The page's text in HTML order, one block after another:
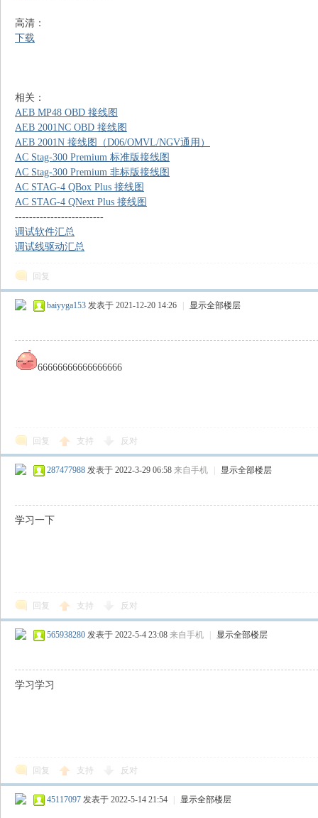
高清：
下载
相关：
AEB MP48 OBD 接线图
AEB 2001NC OBD 接线图
AEB 2001N 接线图（D06/OMVL/NGV通用）
AC Stag-300 Premium 标准版接线图
AC Stag-300 Premium 非标版接线图
AC STAG-4 QBox Plus 接线图
AC STAG-4 QNext Plus 接线图
-------------------------
调试软件汇总
调试线驱动汇总
回复
baiyyga153 发表于 2021-12-20 14:26 显示全部楼层
66666666666666666
回复 支持 反对
287477988 发表于 2022-3-29 06:58 来自手机 显示全部楼层
学习一下
回复 支持 反对
565938280 发表于 2022-5-4 23:08 来自手机 显示全部楼层
学习学习
回复 支持 反对
45117097 发表于 2022-5-14 21:54 显示全部楼层